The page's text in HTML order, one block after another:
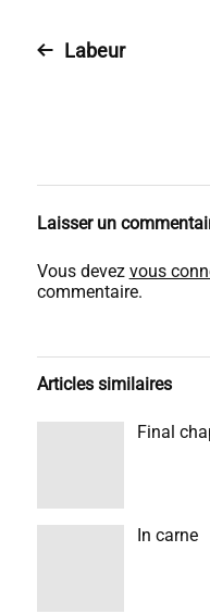
Labeur
Laisser un
Vous devez vous
commentaire.
Articles similaires
Final
In carne